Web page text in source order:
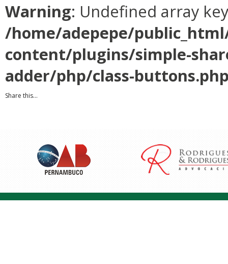
Warning: Undefined array
/home/adepepe/
content/plugins/simple-
adder/php/class-
Share this...